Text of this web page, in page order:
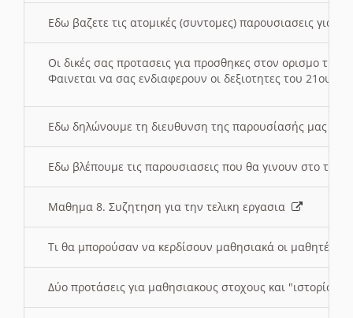
Εδω βαζετε τις ατομικές (συντομες) παρουσιασεις για
Οι δικές σας προτασεις για προσθηκες στον ορισμο
Φαινεται να σας ενδιαφερουν οι δεξιοτητες του 21ου
Εδω δηλώνουμε τη διευθυνση της παρουσίασής μας
Εδω βλέπουμε τις παρουσιασεις που θα γινουν στο
Μαθημα 8. Συζητηση για την τελικη εργασια
Τι θα μπορούσαν να κερδίσουν μαθησιακά οι μαθητές/
Δύο προτάσεις για μαθησιακους στοχους και "ιστορία"